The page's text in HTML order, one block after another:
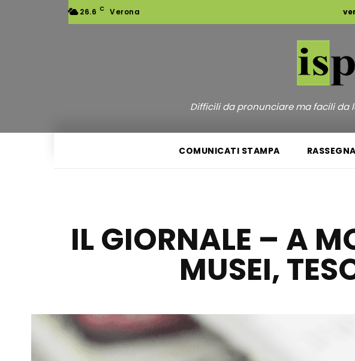
26.6 C Verona
Difficili da pronunciare ma facili da
COMUNICATI STAMPA
IL GIORNALE – A
MUSEI,